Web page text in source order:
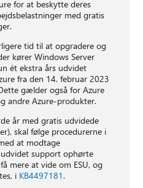
for at beskytte deres
med gratis
tid til at opgradere og
kører Windows Server
ét ekstra års udvidet
fra den 14. februar 2023
gælder også for Azure
andre Azure-produkter.
år med gratis udvidede
skal følge procedurerne i
at modtage
support ophørte
mere at vide om ESU, og
i KB4497181 .